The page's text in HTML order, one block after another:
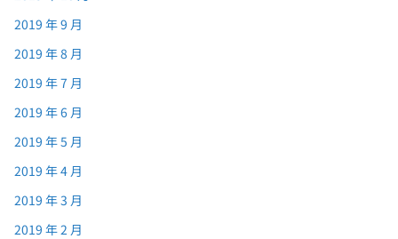
2019 年 9 月
2019 年 8 月
2019 年 7 月
2019 年 6 月
2019 年 5 月
2019 年 4 月
2019 年 3 月
2019 年 2 月